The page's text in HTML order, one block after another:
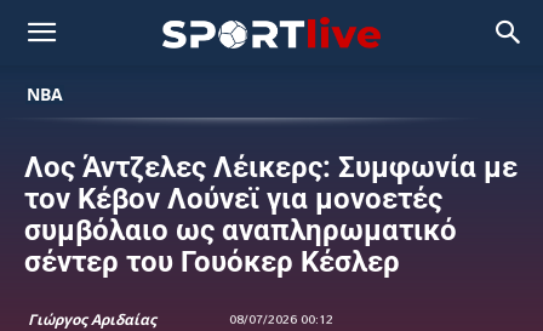
NBA
Λος Άντζελες Λέικερς: Συμφωνία με
τον Κέβον Λούνεϊ για μονοετές
συμβόλαιο ως αναπληρωματικό
σέντερ του Γουόκερ Κέσλερ
Γιώργος Αριδαίας 08/07/2026 00:12